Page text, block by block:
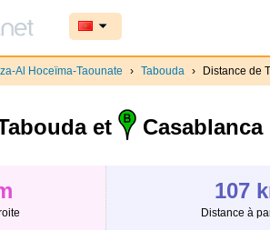
Al Hoceïma-Taounate › Tabouda › Distance de
et Casablanca
107
Distance à